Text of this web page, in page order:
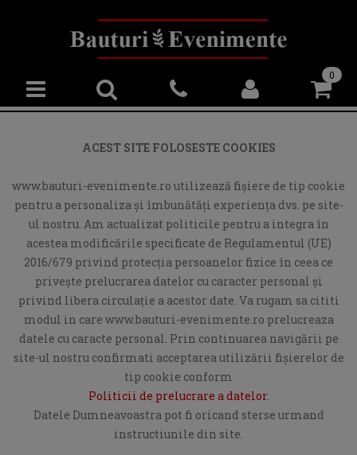
0
ACEST SITE FOLOSESTE COOKIES
www.bauturi-evenimente.ro utilizează fişiere de tip cookie
pentru a personaliza și îmbunătăți experiența dvs. pe site-
ul nostru. Am actualizat politicile pentru a integra în
acestea modificările specificate de Regulamentul (UE)
2016/679 privind protecția persoanelor fizice în ceea ce
privește prelucrarea datelor cu caracter personal și
privind libera circulație a acestor date. Va rugam sa cititi
modul in care www.bauturi-evenimente.ro prelucreaza
datele cu caracte personal. Prin continuarea navigării pe
site-ul nostru confirmati acceptarea utilizării fişierelor de
tip cookie conform
Politicii de prelucrare a datelor.
Datele Dumneavoastra pot fi oricand sterse urmand
instructiunile din site.